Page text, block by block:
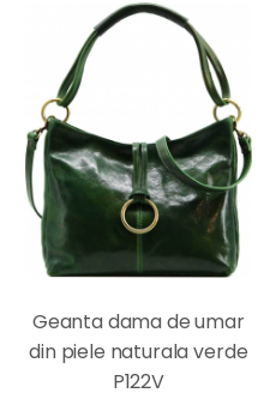
Geanta dama de umar
din piele naturala verde
P122V